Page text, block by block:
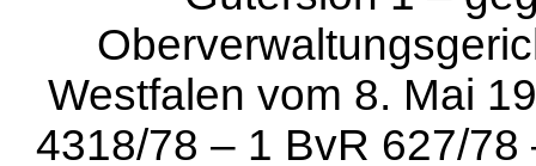
Westfalen vom 8. Mai
4318/78 – 1 BvR 627/78